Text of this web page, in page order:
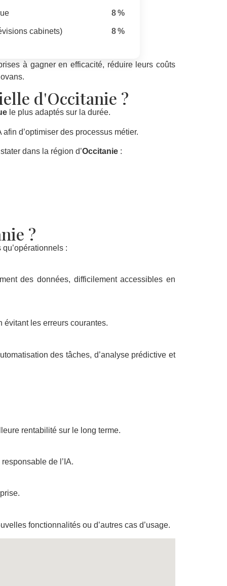
8 %
cabinets) 8 %
à gagner en efficacité, réduire leurs coûts
d'Occitanie ?
le plus adaptés sur la durée.
d’optimiser des processus métier.
dans la région d’Occitanie :
?
:
des données, difficilement accessibles en
les erreurs courantes.
des tâches, d’analyse prédictive et
rentabilité sur le long terme.
de l’IA.
fonctionnalités ou d’autres cas d’usage.